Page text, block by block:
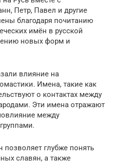
Петр, Павел и другие
благодаря почитанию
имён в русской
новых форм и
влияние на
Имена, такие как
о контактах между
Эти имена отражают
между
позволяет глубже понять
славян, а также